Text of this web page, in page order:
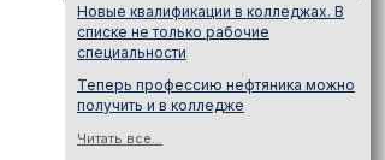
Новые квалификации в колледжах. В
списке не только рабочие
специальности
Теперь профессию нефтяника можно
получить и в колледже
Читать все...